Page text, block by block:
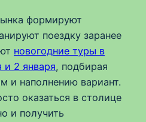
формируют
поездку заранее
новогодние туры в
и 2 января, подбирая
и наполнению вариант.
оказаться в столице
и получить